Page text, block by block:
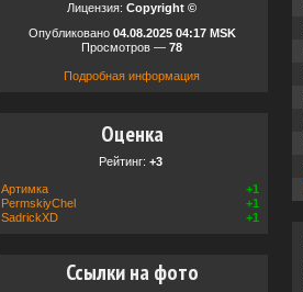
Лицензия: Copyright ©
Опубликовано 04.08.2025 04:17 MSK
Просмотров — 78
Подробная информация
Оценка
Рейтинг: +3
Артимка
+1
PermskiyChel
+1
SadrickXD
+1
Ссылки на фото